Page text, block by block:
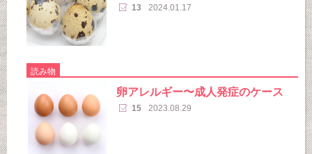
13 2024.01.17
読み物
卵アレルギー〜成人発症のケース
15 2023.08.29